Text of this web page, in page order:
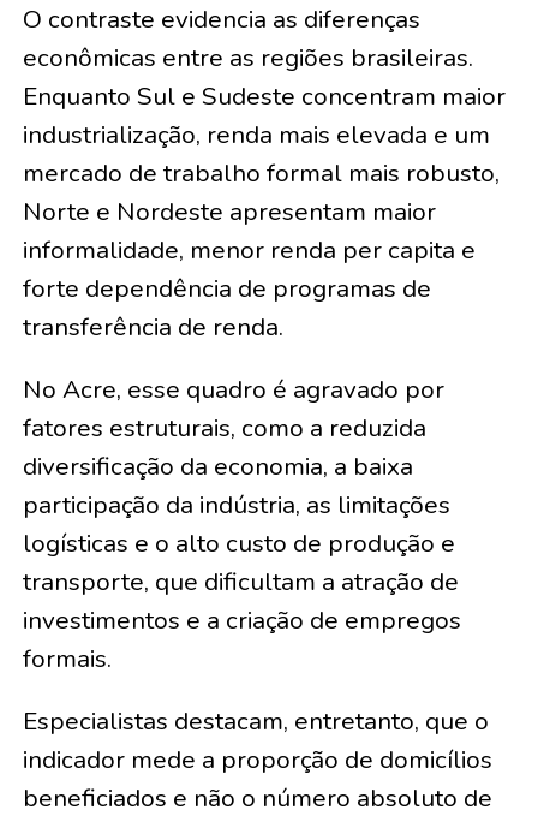
O contraste evidencia as diferenças
econômicas entre as regiões brasileiras.
Enquanto Sul e Sudeste concentram maior
industrialização, renda mais elevada e um
mercado de trabalho formal mais robusto,
Norte e Nordeste apresentam maior
informalidade, menor renda per capita e
forte dependência de programas de
transferência de renda.
No Acre, esse quadro é agravado por
fatores estruturais, como a reduzida
diversificação da economia, a baixa
participação da indústria, as limitações
logísticas e o alto custo de produção e
transporte, que dificultam a atração de
investimentos e a criação de empregos
formais.
Especialistas destacam, entretanto, que o
indicador mede a proporção de domicílios
beneficiados e não o número absoluto de